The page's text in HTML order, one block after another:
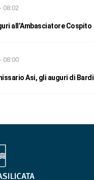
08:02
all’Ambasciatore Cospito
08:00
Asi, gli auguri di Bardi